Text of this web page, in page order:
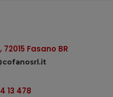
Fasano BR
13 478